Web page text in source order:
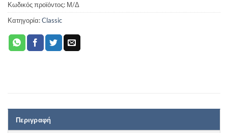
Κωδικός προϊόντος: Μ/Δ
Κατηγορία:Classic
Περιγραφή